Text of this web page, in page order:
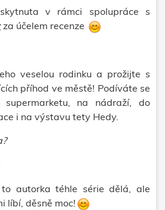
v rámci spolupráce s
za účelem recenze
veselou rodinku a prožijte s
příhod ve městě! Podíváte se
na nádraží, do
i na výstavu tety Hedy.
autorka téhle série dělá, ale
líbí, děsně moc!